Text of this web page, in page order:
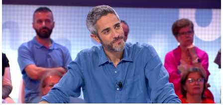
PASAPALABRA
“Te deseo suerte con tu Sevilla”: el
adiós de Carme Barceló que tocó el
corazón de Roberto Leal
La periodista se despidió de Pasapalabra con un
guiño al sevillismo que emocionó a Roberto Leal,
dejando un momento entrañable antes de su
último Rosco.